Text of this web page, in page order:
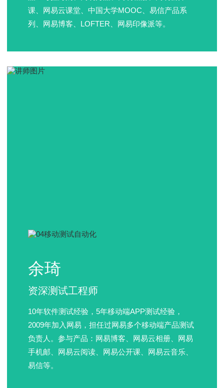
课、网易云课堂、中国大学MOOC、易信产品系
列、网易博客、LOFTER、网易印像派等。
余琦
资深测试工程师
10年软件测试经验，5年移动端APP测试经验，
2009年加入网易，担任过网易多个移动端产品测试
负责人。参与产品：网易博客、网易云相册、网易
手机邮、网易云阅读、网易公开课、网易云音乐、
易信等。